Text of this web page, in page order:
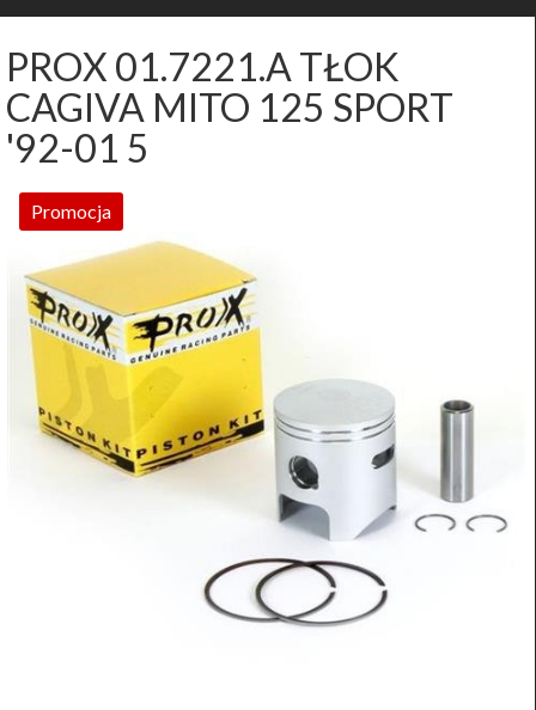
PROX 01.7221.A TŁOK
CAGIVA MITO 125 SPORT
'92-01 5
Promocja